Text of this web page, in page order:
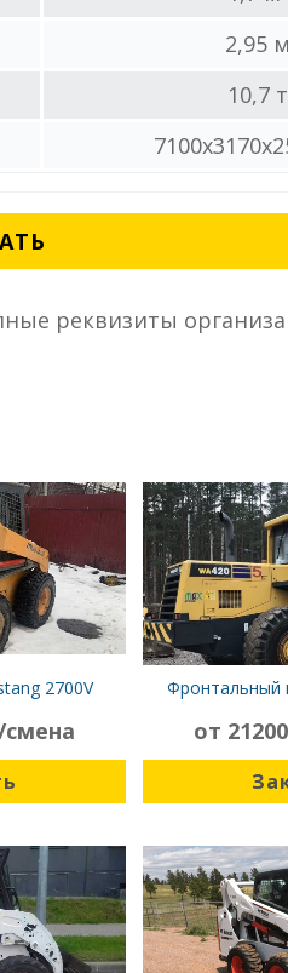
2,95 м
10,7 т
реквизиты
2700V
смена
Фронтальный
от